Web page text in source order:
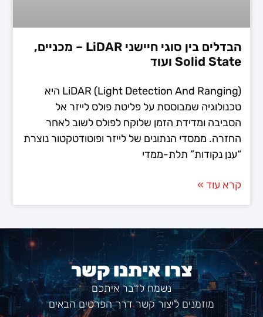
הבדלים בין סוגי חיישני LiDAR – מכניים,
Solid State ועוד
LiDAR (Light Detection And Ranging) היא
טכנולוגיה שמבוססת על פליטת פולס לייזר אל
הסביבה ומדידת הזמן שלוקח לפולס לשוב לאחר
החזרה. ממסדי הנתונים של לייזר ופוטודטקטור נוצרת
“ענן נקודות” תלת-ממדי
קרא עוד »
צרו איתנו קשר
נשמח לדבר איתכם
מוזמנים ליצור קשר דרך הפרטים הבאים